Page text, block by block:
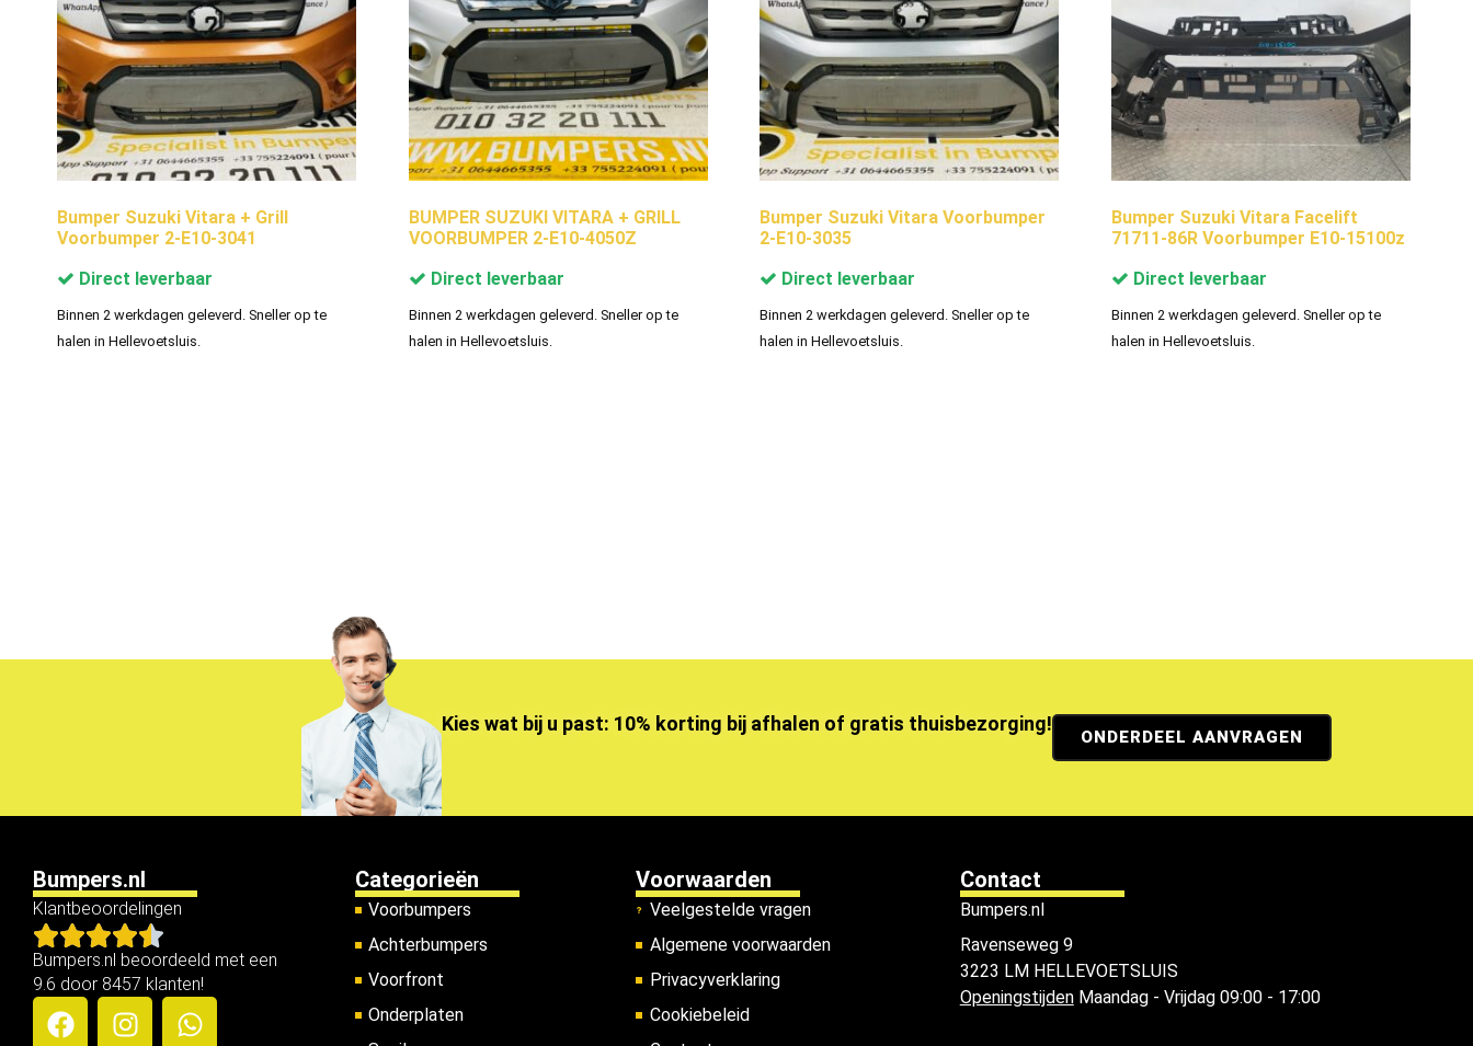
Bumper Suzuki Vitara + Grill
Voorbumper 2-E10-3041
Direct leverbaar
Binnen 2 werkdagen geleverd. Sneller op te
halen in Hellevoetsluis.
BUMPER SUZUKI VITARA + GRILL
VOORBUMPER 2-E10-4050Z
Direct leverbaar
Binnen 2 werkdagen geleverd. Sneller op te
halen in Hellevoetsluis.
Bumper Suzuki Vitara Voorbumper
2-E10-3035
Direct leverbaar
Binnen 2 werkdagen geleverd. Sneller op te
halen in Hellevoetsluis.
Bumper Suzuki Vitara Facelift
71711-86R Voorbumper E10-15100z
Direct leverbaar
Binnen 2 werkdagen geleverd. Sneller op te
halen in Hellevoetsluis.
Kies wat bij u past: 10% korting bij afhalen of gratis thuisbezorging!
ONDERDEEL AANVRAGEN
Bumpers.nl
Klantbeoordelingen
Bumpers.nl beoordeeld met een
9.6 door 8457 klanten!
Categorieën
Voorbumpers
Achterbumpers
Voorfront
Onderplaten
Voorwaarden
Veelgestelde vragen
Algemene voorwaarden
Privacyverklaring
Cookiebeleid
Contact
Bumpers.nl
Ravenseweg 9
3223 LM HELLEVOETSLUIS
OpeningstijdenMaandag - Vrijdag 09:00 - 17:00